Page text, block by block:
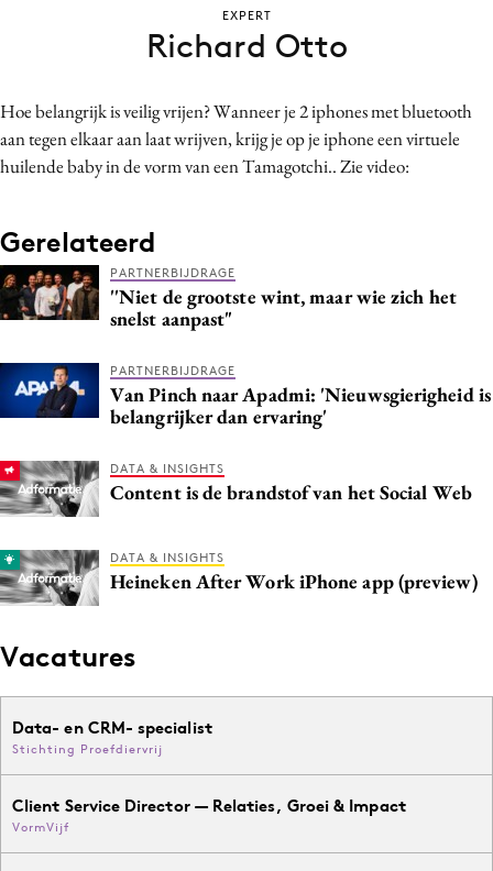
Contentmarketing
Craft
Design
Digital transformation
Diversiteit
Gedragsverandering
Influencer marketing
Martech
Media
Merkstrategie
PR
Purpose Marketing
Hoe belangrijk is veilig vrijen? Wanneer je 2 iphones met bluetooth
aan tegen elkaar aan laat wrijven, krijg je op je iphone een virtuele
huilende baby in de vorm van een Tamagotchi.. Zie video:
Gerelateerd
PARTNERBIJDRAGE
''Niet de grootste wint, maar wie zich het
snelst aanpast"
PARTNERBIJDRAGE
Van Pinch naar Apadmi: 'Nieuwsgierigheid is
belangrijker dan ervaring'
DATA & INSIGHTS
Content is de brandstof van het Social Web
DATA & INSIGHTS
Heineken After Work iPhone app (preview)
Vacatures
Data- en CRM- specialist
Stichting Proefdiervrij
Client Service Director — Relaties, Groei & Impact
VormVijf
EXPERT
Richard Otto